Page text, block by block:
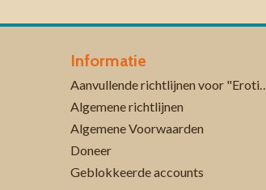
Informatie
Aanvullende
Algemene richtlijnen
Algemene Voorwaarden
Doneer
Geblokkeerde accounts